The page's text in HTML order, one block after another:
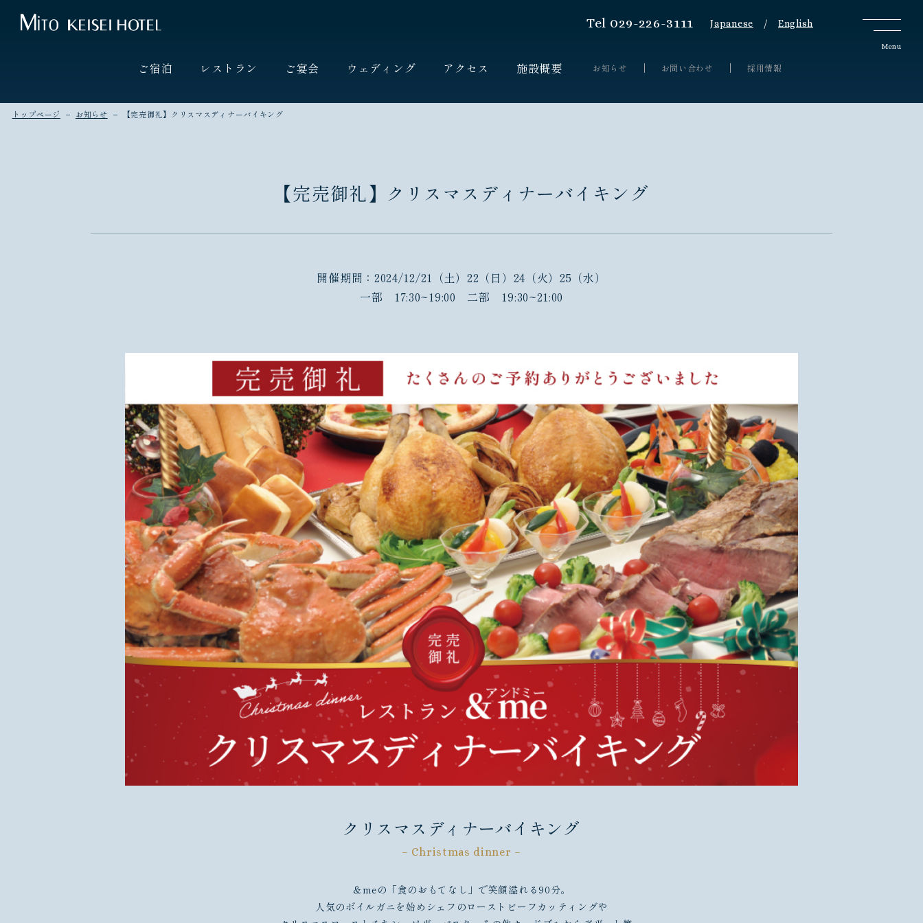
Tel 029-226-3111 Japanese /English
ご宿泊 レストラン ご宴会 ウェディング アクセス 施設概要 お知らせ お問い合わせ 採用情報
トップページ お知らせ 【完売御礼】クリスマスディナーバイキング
【完売御礼】クリスマスディナーバイキング
開催期間：2024/12/21（土）22（日）24（火）25（水）
一部 17:30~19:00 二部 19:30~21:00
クリスマスディナーバイキング
– Christmas dinner –
＆meの「食のおもてなし」で笑顔溢れる90分。
人気のボイルガニを始めシェフのローストビーフカッティングや